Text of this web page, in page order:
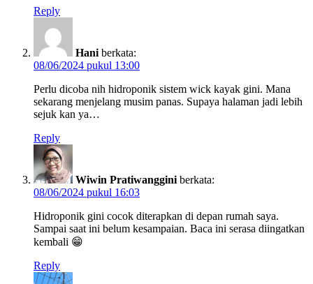
Reply
Hani berkata:
08/06/2024 pukul 13:00
Perlu dicoba nih hidroponik sistem wick kayak gini. Mana
sekarang menjelang musim panas. Supaya halaman jadi lebih
sejuk kan ya…
Reply
Wiwin Pratiwanggini berkata:
08/06/2024 pukul 16:03
Hidroponik gini cocok diterapkan di depan rumah saya.
Sampai saat ini belum kesampaian. Baca ini serasa diingatkan
kembali 😁
Reply